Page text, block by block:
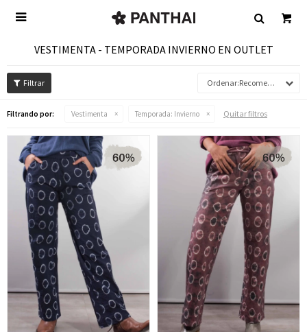

VESTIMENTA - TEMPORADA INVIERNO EN OUTLET
Recomendados
Filtrando por: Vestimenta Temporada: Invierno Quitar filtros